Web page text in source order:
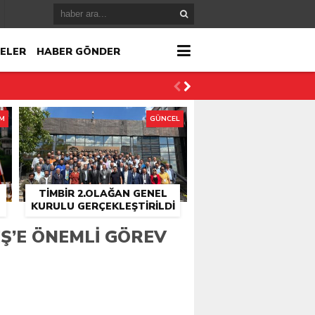
HABER GÖNDER
TİMBİR 2.OLAĞAN GENEL
KURULU GERÇEKLEŞTIRILDI
GÜNCEL
ÖNEMLI GÖREV